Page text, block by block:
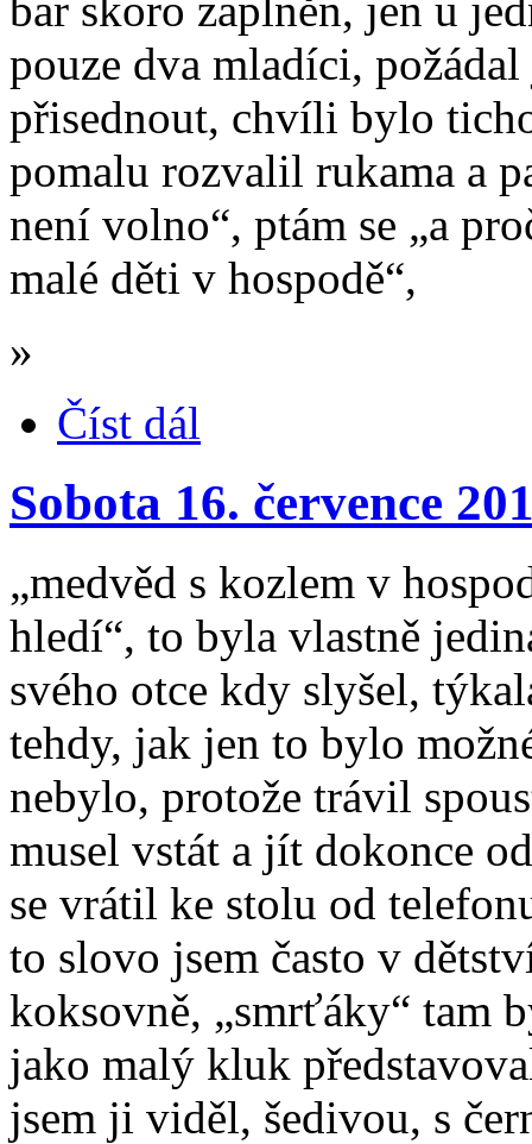
pouze dva mladíci,
přisednout, chvíli bylo
pomalu rozvalil rukama a
není volno“, ptám se „a
malé děti v hospodě“,
»
Číst dál
Sobota 16. července
„medvěd s kozlem v
hledí“, to byla vlastně
svého otce kdy slyšel,
tehdy, jak jen to bylo
nebylo, protože trávil
musel vstát a jít dokonce
se vrátil ke stolu od
to slovo jsem často v
koksovně, „smrťáky“ tam
jako malý kluk
jsem ji viděl, šedivou, s